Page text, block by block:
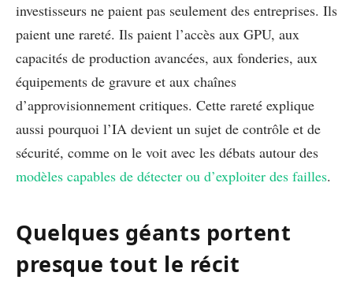
investisseurs ne paient pas seulement des entreprises. Ils
paient une rareté. Ils paient l’accès aux GPU, aux
capacités de production avancées, aux fonderies, aux
équipements de gravure et aux chaînes
d’approvisionnement critiques. Cette rareté explique
aussi pourquoi l’IA devient un sujet de contrôle et de
sécurité, comme on le voit avec les débats autour des
modèles capables de détecter ou d’exploiter des failles.
Quelques géants portent
presque tout le récit